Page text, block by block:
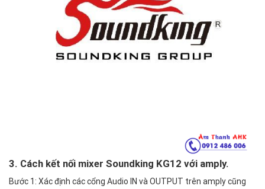
3. Cách kết nối mixer Soundking KG12 với amply.
Bước 1: Xác định các cổng Audio IN và OUTPUT trên amply cũng